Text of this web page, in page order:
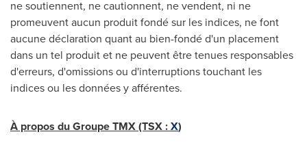
ne soutiennent, ne cautionnent, ne vendent, ni ne
promeuvent aucun produit fondé sur les indices, ne font
aucune déclaration quant au bien-fondé d'un placement
dans un tel produit et ne peuvent être tenues responsables
d'erreurs, d'omissions ou d'interruptions touchant les
indices ou les données y afférentes.
À propos du Groupe TMX (TSX :X)